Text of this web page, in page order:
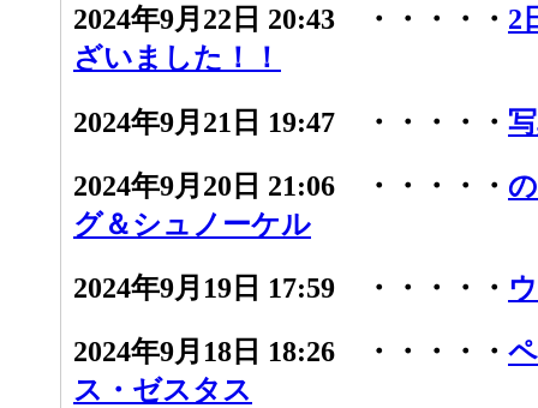
2024年9月22日 20:43 ・・・・・ 2
ざいました！！
2024年9月21日 19:47 ・・・・・
2024年9月20日 21:06 ・・・・・
グ＆シュノーケル
2024年9月19日 17:59 ・・・・・
2024年9月18日 18:26 ・・・・・
ス・ゼスタス